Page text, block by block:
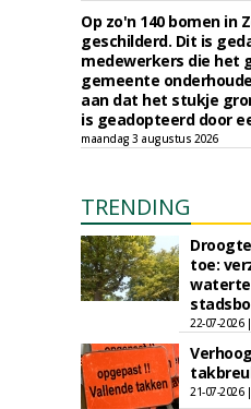
Op zo'n 140 bomen in
geschilderd. Dit is
medewerkers die het
gemeente
aan dat het stukje
is geadopteerd door
maandag 3 augustus 2026
TRENDING
toe:
22-07-2026
21-07-2026